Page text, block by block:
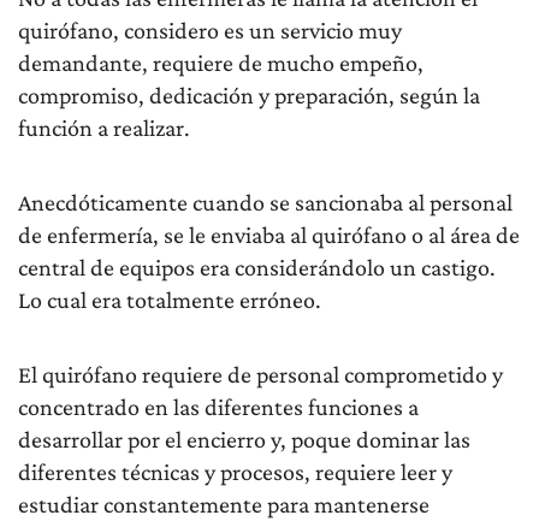
quirófano, considero es un servicio muy
demandante, requiere de mucho empeño,
compromiso, dedicación y preparación, según la
función a realizar.
Anecdóticamente cuando se sancionaba al personal
de enfermería, se le enviaba al quirófano o al área de
central de equipos era considerándolo un castigo.
Lo cual era totalmente erróneo.
El quirófano requiere de personal comprometido y
concentrado en las diferentes funciones a
desarrollar por el encierro y, poque dominar las
diferentes técnicas y procesos, requiere leer y
estudiar constantemente para mantenerse